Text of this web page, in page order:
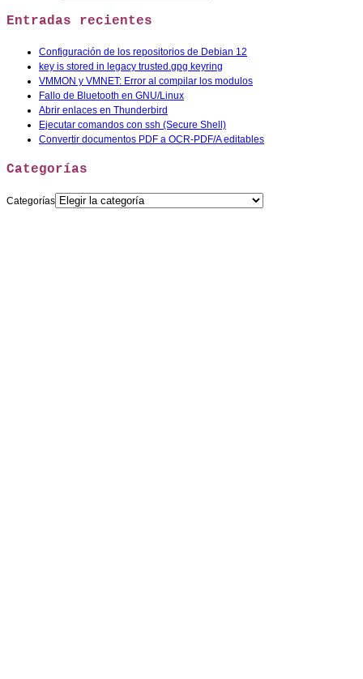
Entradas recientes
Configuración de los repositorios de Debian 12
key is stored in legacy trusted.gpg keyring
VMMON y VMNET: Error al compilar los modulos
Fallo de Bluetooth en GNU/Linux
Abrir enlaces en Thunderbird
Ejecutar comandos con ssh (Secure Shell)
Convertir documentos PDF a OCR-PDF/A editables
Categorías
Categorías